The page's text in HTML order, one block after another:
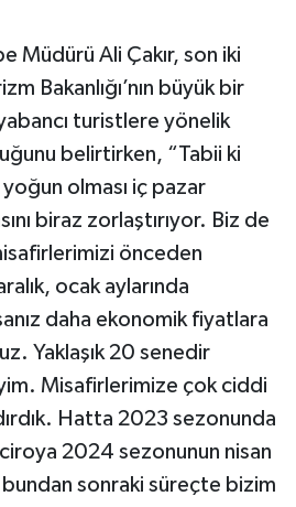
Müdürü Ali Çakır, son iki
Bakanlığı’nın büyük bir
turistlere yönelik
belirtirken, “Tabii ki
olması iç pazar
biraz zorlaştırıyor. Biz de
önceden
ocak aylarında
daha ekonomik fiyatlara
Yaklaşık 20 senedir
Misafirlerimize çok ciddi
Hatta 2023 sezonunda
2024 sezonunun nisan
bundan sonraki süreçte bizim